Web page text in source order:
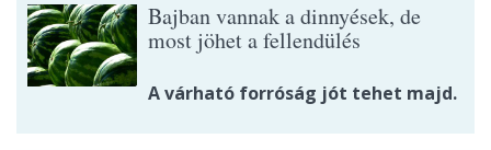
Bajban vannak a dinnyések, de
most jöhet a fellendülés
A várható forróság jót tehet majd.